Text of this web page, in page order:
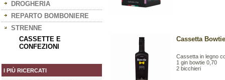
DROGHERIA
REPARTO BOMBONIERE
STRENNE
CASSETTE E
CONFEZIONI
I PIÙ RICERCATI
Cassetta
Cassetta in legno
1 gin bowtie 0,70
2 bicchieri